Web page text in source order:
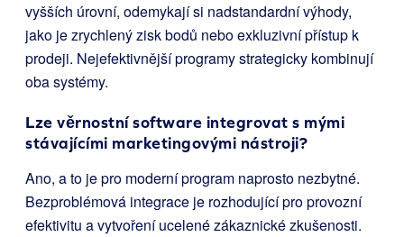
vyšších úrovní, odemykají si nadstandardní výhody,
jako je zrychlený zisk bodů nebo exkluzivní přístup k
prodeji. Nejefektivnější programy strategicky kombinují
oba systémy.
Lze věrnostní software integrovat s mými
stávajícími marketingovými nástroji?
Ano, a to je pro moderní program naprosto nezbytné.
Bezproblémová integrace je rozhodující pro provozní
efektivitu a vytvoření ucelené zákaznické zkušenosti.